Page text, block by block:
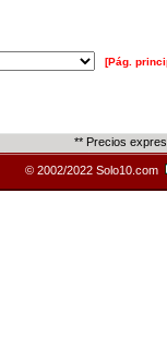
[Pág.
** Precios
© 2002/2022 Solo10.com